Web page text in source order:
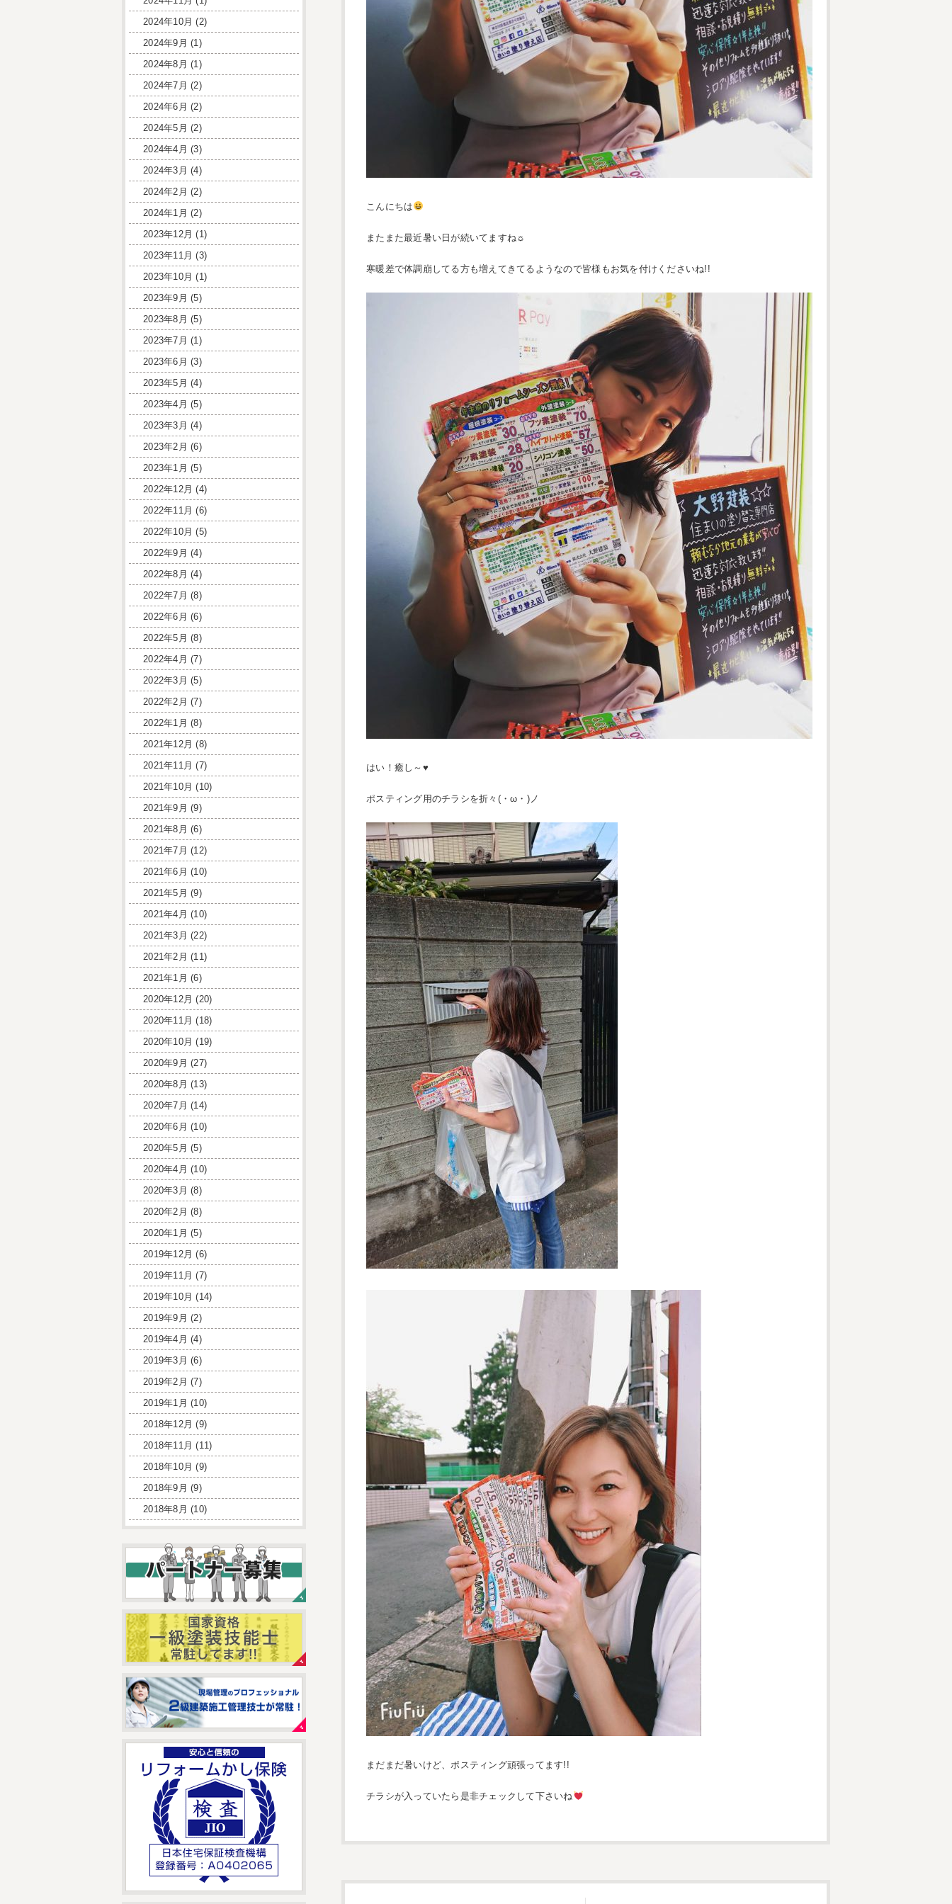
こんにちは
またまた最近暑い日が続いてますね☼
寒暖差で体調崩してる方も増えてきてるようなので皆様もお気を付けくださいね!!
はい！癒し～♥
ポスティング用のチラシを折々(・ω・)ノ
まだまだ暑いけど、ポスティング頑張ってます!!
チラシが入っていたら是非チェックして下さいね
2024年10月 (2)
2024年9月 (1)
2024年8月 (1)
2024年7月 (2)
2024年6月 (2)
2024年5月 (2)
2024年4月 (3)
2024年3月 (4)
2024年2月 (2)
2024年1月 (2)
2023年12月 (1)
2023年11月 (3)
2023年10月 (1)
2023年9月 (5)
2023年8月 (5)
2023年7月 (1)
2023年6月 (3)
2023年5月 (4)
2023年4月 (5)
2023年3月 (4)
2023年2月 (6)
2023年1月 (5)
2022年12月 (4)
2022年11月 (6)
2022年10月 (5)
2022年9月 (4)
2022年8月 (4)
2022年7月 (8)
2022年6月 (6)
2022年5月 (8)
2022年4月 (7)
2022年3月 (5)
2022年2月 (7)
2022年1月 (8)
2021年12月 (8)
2021年11月 (7)
2021年10月 (10)
2021年9月 (9)
2021年8月 (6)
2021年7月 (12)
2021年6月 (10)
2021年5月 (9)
2021年4月 (10)
2021年3月 (22)
2021年2月 (11)
2021年1月 (6)
2020年12月 (20)
2020年11月 (18)
2020年10月 (19)
2020年9月 (27)
2020年8月 (13)
2020年7月 (14)
2020年6月 (10)
2020年5月 (5)
2020年4月 (10)
2020年3月 (8)
2020年2月 (8)
2020年1月 (5)
2019年12月 (6)
2019年11月 (7)
2019年10月 (14)
2019年9月 (2)
2019年4月 (4)
2019年3月 (6)
2019年2月 (7)
2019年1月 (10)
2018年12月 (9)
2018年11月 (11)
2018年10月 (9)
2018年9月 (9)
2018年8月 (10)